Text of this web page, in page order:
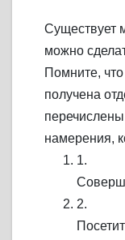
Существует
можно
Помните,
получена
намерения,
1.
2.